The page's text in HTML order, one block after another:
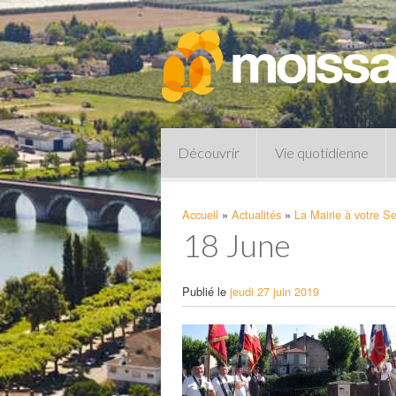
Découvrir Vie quotidienne
Pharmacies de garde
Accueil » Actualités » La Mairie à votre
18 June
Publié le jeudi 27 juin 2019